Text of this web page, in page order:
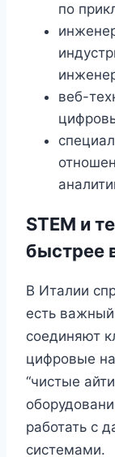
по
веб-
STEM и
быстрее
В Италии
есть
соединяют
цифровые
“чистые
работать с
системами.